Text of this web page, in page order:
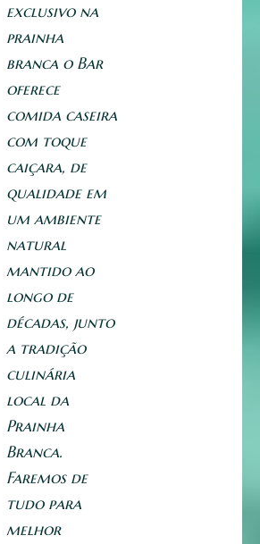
exclusivo na
prainha
branca o Bar
oferece
comida caseira
com toque
caiçara, de
qualidade em
um ambiente
natural
mantido ao
longo de
décadas, junto
a tradição
culinária
local da
Prainha
Branca.
Faremos de
tudo para
melhor